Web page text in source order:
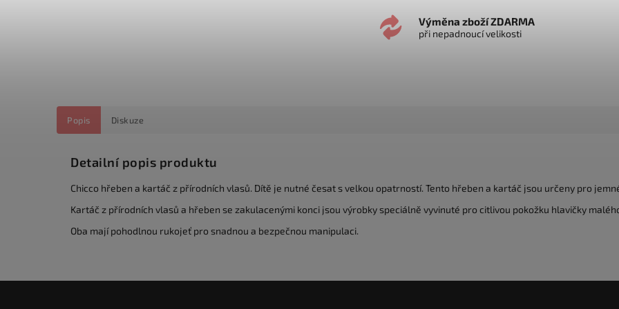
Výměna zboží ZDARMA
při nepadnoucí velikosti
Popis Diskuze
Detailní popis produktu
Chicco hřeben a kartáč z přírodních vlasů. Dítě je nutné česat s velkou opatrností. Tento hřeben a kartáč jsou určeny pro
Kartáč z přírodních vlasů a hřeben se zakulacenými konci jsou výrobky speciálně vyvinuté pro citlivou pokožku hlavičky
Oba mají pohodlnou rukojeť pro snadnou a bezpečnou manipulaci.